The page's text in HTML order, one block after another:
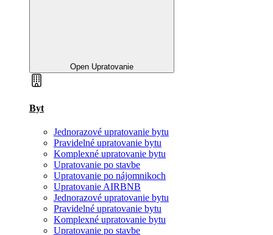
Open Upratovanie
Byt
Jednorazové upratovanie bytu
Pravidelné upratovanie bytu
Komplexné upratovanie bytu
Upratovanie po stavbe
Upratovanie po nájomnikoch
Upratovanie AIRBNB
Jednorazové upratovanie bytu
Pravidelné upratovanie bytu
Komplexné upratovanie bytu
Upratovanie po stavbe